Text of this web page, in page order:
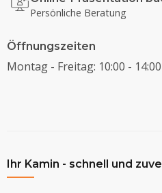
Persönliche Beratung
Öffnungszeiten
Montag - Freitag: 10:00 -
Ihr Kamin - schnell und